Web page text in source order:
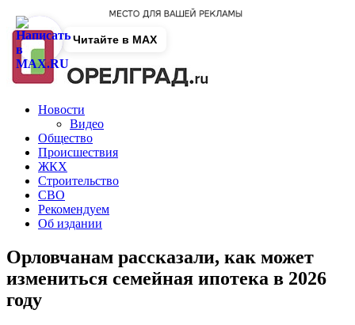
Новости
Видео
Общество
Происшествия
ЖКХ
Строительство
СВО
Рекомендуем
Об издании
Орловчанам рассказали, как может
измениться семейная ипотека в 2026
году
Читайте в MAX